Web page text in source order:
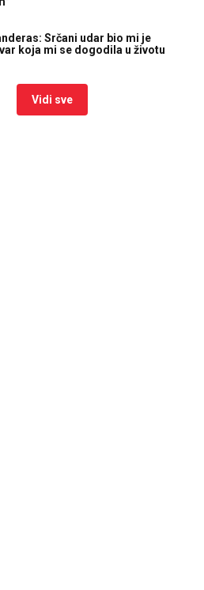
Srčani udar bio mi je
koja mi se dogodila u životu
Vidi sve